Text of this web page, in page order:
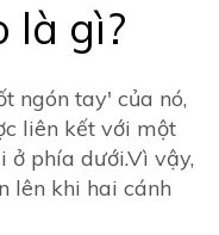
là gì?
ngón tay' của nó,
liên kết với một
ở phía dưới.Vì vậy,
lên khi hai cánh